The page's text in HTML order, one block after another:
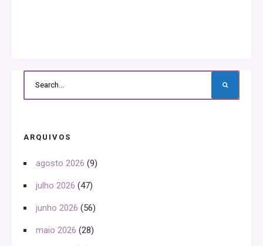
ARQUIVOS
agosto 2026 (9)
julho 2026 (47)
junho 2026 (56)
maio 2026 (28)